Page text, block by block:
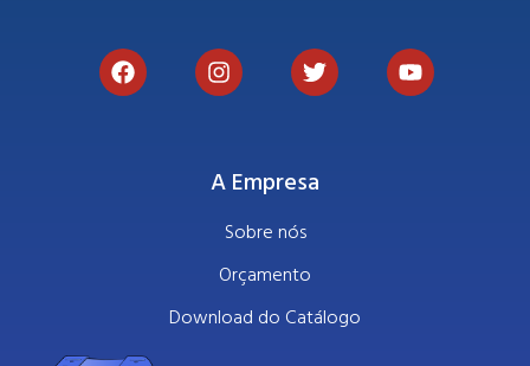
A Empresa
Sobre nós
Orçamento
Download do Catálogo